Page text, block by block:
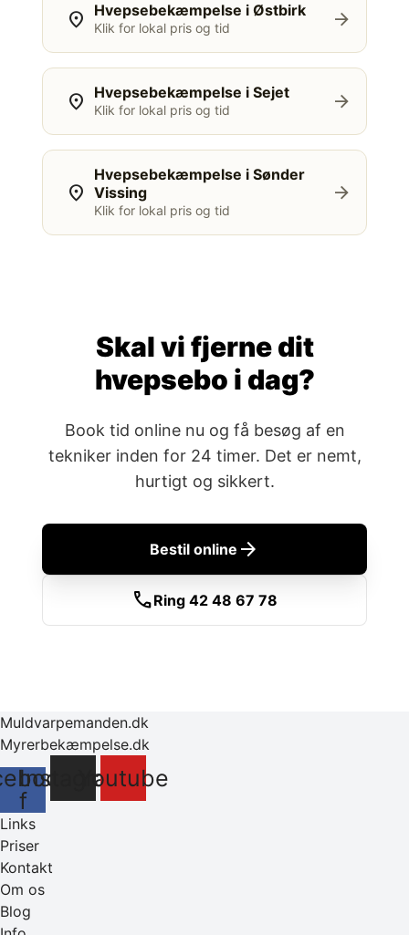
location_on Hvepsebekæmpelse i Østbirk
Klik for lokal pris og tid arrow_forward
location_on Hvepsebekæmpelse i Sejet
Klik for lokal pris og tid arrow_forward
location_on
Hvepsebekæmpelse i Sønder
Vissing
Klik for lokal pris og tid
arrow_forward
Skal vi fjerne dit
hvepsebo i dag?
Book tid online nu og få besøg af en
tekniker inden for 24 timer. Det er nemt,
hurtigt og sikkert.
Bestil online arrow_forward
callRing 42 48 67 78
Muldvarpemanden.dk
Myrerbekæmpelse.dk
f
InstagramYoutube
Links
Priser
Kontakt
Om os
Blog